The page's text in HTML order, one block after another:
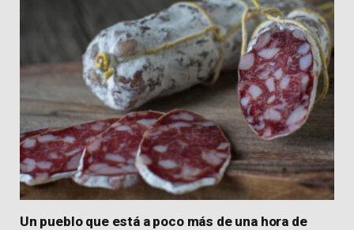
Un pueblo que está a poco más de una hora de